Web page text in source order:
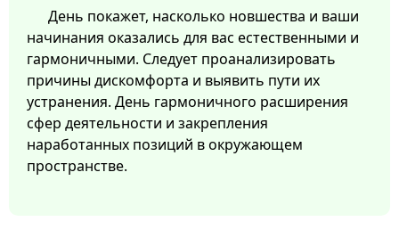
День покажет, насколько новшества и ваши
начинания оказались для вас естественными и
гармоничными. Следует проанализировать
причины дискомфорта и выявить пути их
устранения. День гармоничного расширения
сфер деятельности и закрепления
наработанных позиций в окружающем
пространстве.